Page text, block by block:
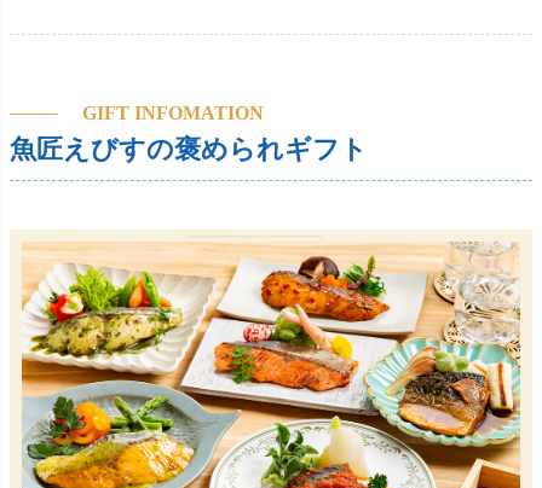
GIFT INFOMATION
魚匠えびすの褒められギフト